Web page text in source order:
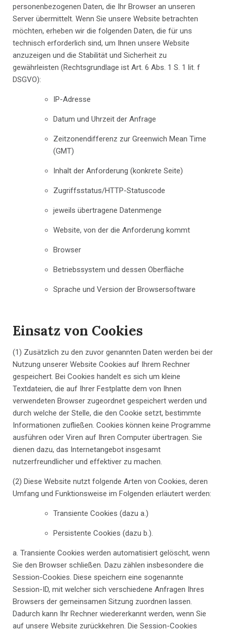
personenbezogenen Daten, die Ihr Browser an unseren
Server übermittelt. Wenn Sie unsere Website betrachten
möchten, erheben wir die folgenden Daten, die für uns
technisch erforderlich sind, um Ihnen unsere Website
anzuzeigen und die Stabilität und Sicherheit zu
gewährleisten (Rechtsgrundlage ist Art. 6 Abs. 1 S. 1 lit. f
DSGVO):
IP-Adresse
Datum und Uhrzeit der Anfrage
Zeitzonendifferenz zur Greenwich Mean Time
(GMT)
Inhalt der Anforderung (konkrete Seite)
Zugriffsstatus/HTTP-Statuscode
jeweils übertragene Datenmenge
Website, von der die Anforderung kommt
Browser
Betriebssystem und dessen Oberfläche
Sprache und Version der Browsersoftware
Einsatz von Cookies
(1) Zusätzlich zu den zuvor genannten Daten werden bei der
Nutzung unserer Website Cookies auf Ihrem Rechner
gespeichert. Bei Cookies handelt es sich um kleine
Textdateien, die auf Ihrer Festplatte dem von Ihnen
verwendeten Browser zugeordnet gespeichert werden und
durch welche der Stelle, die den Cookie setzt, bestimmte
Informationen zufließen. Cookies können keine Programme
ausführen oder Viren auf Ihren Computer übertragen. Sie
dienen dazu, das Internetangebot insgesamt
nutzerfreundlicher und effektiver zu machen.
(2) Diese Website nutzt folgende Arten von Cookies, deren
Umfang und Funktionsweise im Folgenden erläutert werden:
Transiente Cookies (dazu a.)
Persistente Cookies (dazu b.).
a. Transiente Cookies werden automatisiert gelöscht, wenn
Sie den Browser schließen. Dazu zählen insbesondere die
Session-Cookies. Diese speichern eine sogenannte
Session-ID, mit welcher sich verschiedene Anfragen Ihres
Browsers der gemeinsamen Sitzung zuordnen lassen.
Dadurch kann Ihr Rechner wiedererkannt werden, wenn Sie
auf unsere Website zurückkehren. Die Session-Cookies